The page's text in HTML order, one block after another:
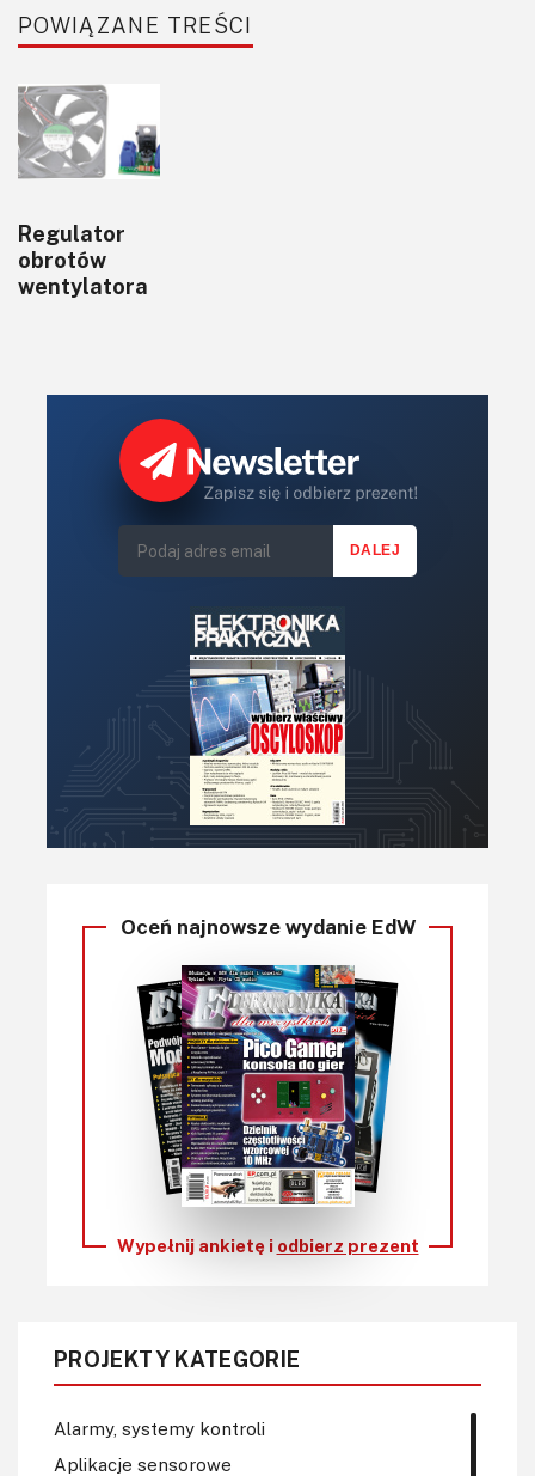
POWIĄZANE TREŚCI
Regulator
obrotów
wentylatora
Oceń najnowsze wydanie EdW
Wypełnij ankietę i odbierz prezent
PROJEKTY KATEGORIE
Alarmy, systemy kontroli
Aplikacje sensorowe